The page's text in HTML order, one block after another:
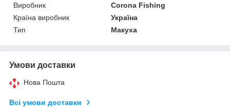
Виробник
Corona Fishing
Країна виробник
Україна
Тип
Макуха
Умови доставки
Нова Пошта
Всі умови доставки